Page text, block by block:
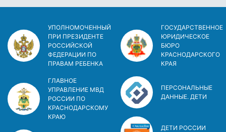
УПОЛНОМОЧЕННЫЙ
ПРИ ПРЕЗИДЕНТЕ
РОССИЙСКОЙ
ФЕДЕРАЦИИ ПО
ПРАВАМ РЕБЕНКА
ГЛАВНОЕ
УПРАВЛЕНИЕ МВД
РОССИИ ПО
КРАСНОДАРСКОМУ
КРАЮ
ГОСУДАРСТВЕННОЕ
ЮРИДИЧЕСКОЕ
БЮРО
КРАСНОДАРСКОГО
КРАЯ
ПЕРСОНАЛЬНЫЕ
ДАННЫЕ. ДЕТИ
ДЕТИ РОССИИ